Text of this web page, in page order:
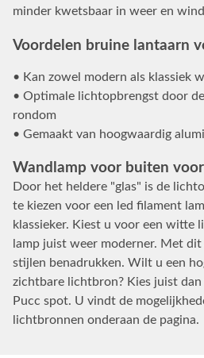
minder kwetsbaar in weer en
Voordelen bruine lantaarn
• Kan zowel modern als klassiek
• Optimale lichtopbrengst door
rondom
• Gemaakt van hoogwaardig
Wandlamp voor buiten
Door het heldere "glas" is de
te kiezen voor een led filament
klassieker. Kiest u voor een witte
lamp juist weer moderner. Met
stijlen benadrukken. Wilt u een
zichtbare lichtbron? Kies juist
Pucc spot. U vindt de
lichtbronnen onderaan de pagina.